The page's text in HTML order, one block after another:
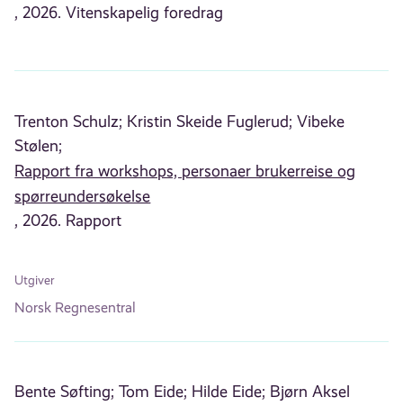
, 2026. Vitenskapelig foredrag
Trenton Schulz; Kristin Skeide Fuglerud; Vibeke
Stølen;
Rapport fra workshops, personaer brukerreise og
spørreundersøkelse
, 2026. Rapport
Utgiver
Norsk Regnesentral
Bente Søfting; Tom Eide; Hilde Eide; Bjørn Aksel